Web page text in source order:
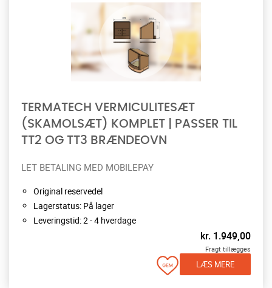
TERMATECH VERMICULITESÆT
(SKAMOLSÆT) KOMPLET | PASSER TIL
TT2 OG TT3 BRÆNDEOVN
LET BETALING MED MOBILEPAY
Original reservedel
Lagerstatus: På lager
Leveringstid: 2 - 4 hverdage
kr. 1.949,00
Fragt tillægges
LÆS MERE